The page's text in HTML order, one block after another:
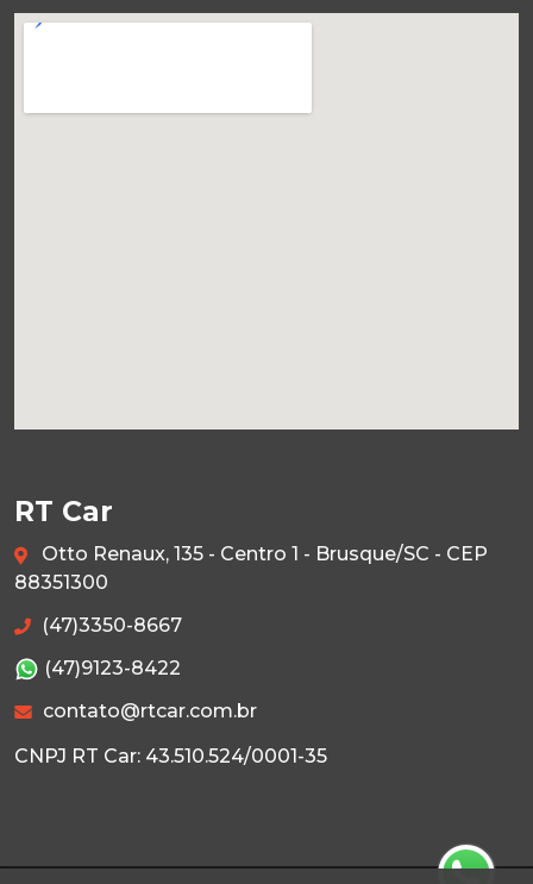
RT Car
Otto Renaux, 135 - Centro 1 - Brusque/SC - CEP
88351300
(47)3350-8667
(47)9123-8422
contato@rtcar.com.br
CNPJ RT Car: 43.510.524/0001-35